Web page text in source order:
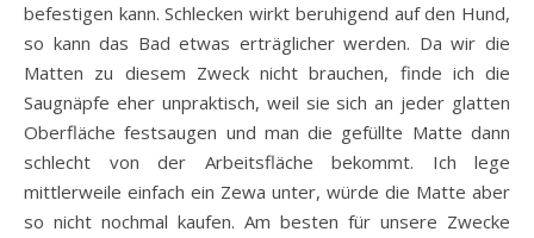
befestigen kann. Schlecken wirkt beruhigend auf den Hund,
so kann das Bad etwas erträglicher werden. Da wir die
Matten zu diesem Zweck nicht brauchen, finde ich die
Saugnäpfe eher unpraktisch, weil sie sich an jeder glatten
Oberfläche festsaugen und man die gefüllte Matte dann
schlecht von der Arbeitsfläche bekommt. Ich lege
mittlerweile einfach ein Zewa unter, würde die Matte aber
so nicht nochmal kaufen. Am besten für unsere Zwecke